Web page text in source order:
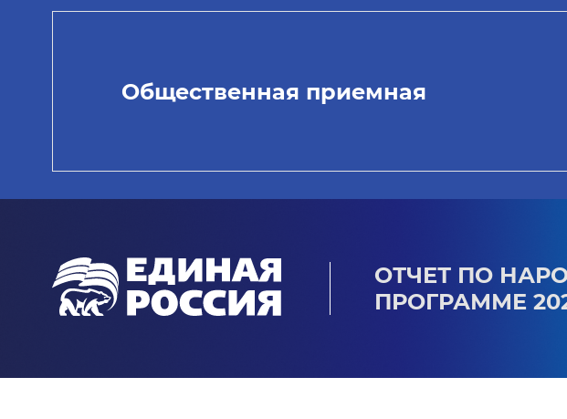
Общественная приемная
ОТЧЕТ ПО
ПРОГРАММЕ